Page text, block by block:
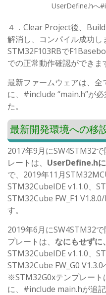
UserDefine.hへ
４．Clear Project後、
解消し、コンパイル成功し
STM32F103RBで
での正常動作確認ができま
最新ファームウェアは、
に、#include “main.h”が
た。
最新開発環境への移
2017年9月にSW4STM32
レートは、 UserDefine.h
で、2019年11月
STM32CubeIDE v1.1.0、
STM32Cube FW_F1
す。
2019年6月にSW4STM32
プレートは、 なにもせずに、
STM32CubeIDE v1.1.0、
STM32Cube FW_G0 V1.3.0
※STM32G0xテンプレー
に、#include main.hが追記